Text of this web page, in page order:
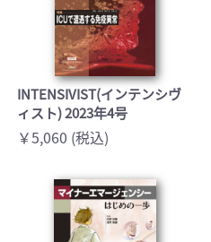
INTENSIVIST(インテンシヴ
ィスト) 2023年4号
￥5,060 (税込)